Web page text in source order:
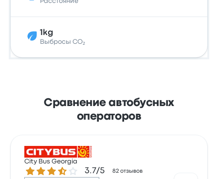
1kg
Выбросы CO₂
Сравнение автобусных
операторов
City Bus Georgia
Количество звезд: 3.7 из 5
3.7/5 82 отзывов